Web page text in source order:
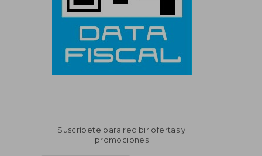
Suscríbete para recibir ofertas y
promociones